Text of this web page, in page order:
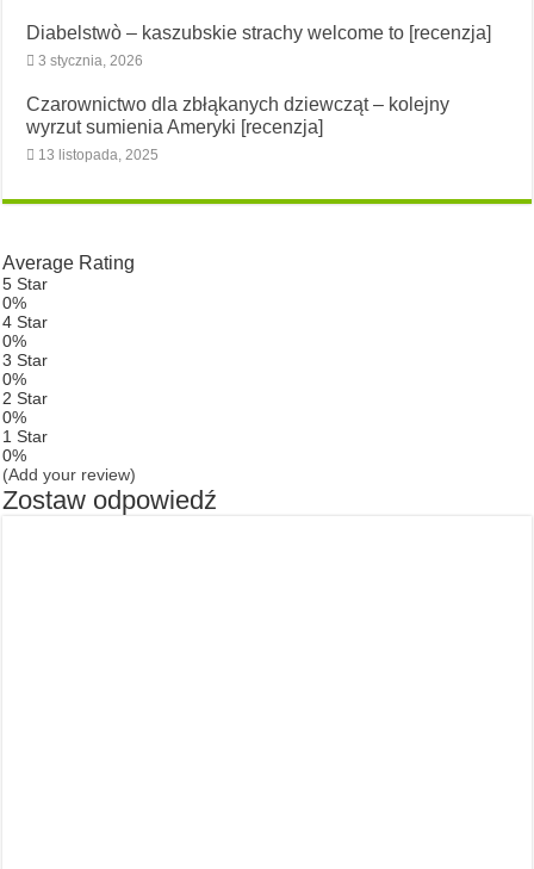
Diabelstwò – kaszubskie strachy welcome to [recenzja]
3 stycznia, 2026
Czarownictwo dla zbłąkanych dziewcząt – kolejny
wyrzut sumienia Ameryki [recenzja]
13 listopada, 2025
Average Rating
5 Star
0%
4 Star
0%
3 Star
0%
2 Star
0%
1 Star
0%
(Add your review)
Zostaw odpowiedź